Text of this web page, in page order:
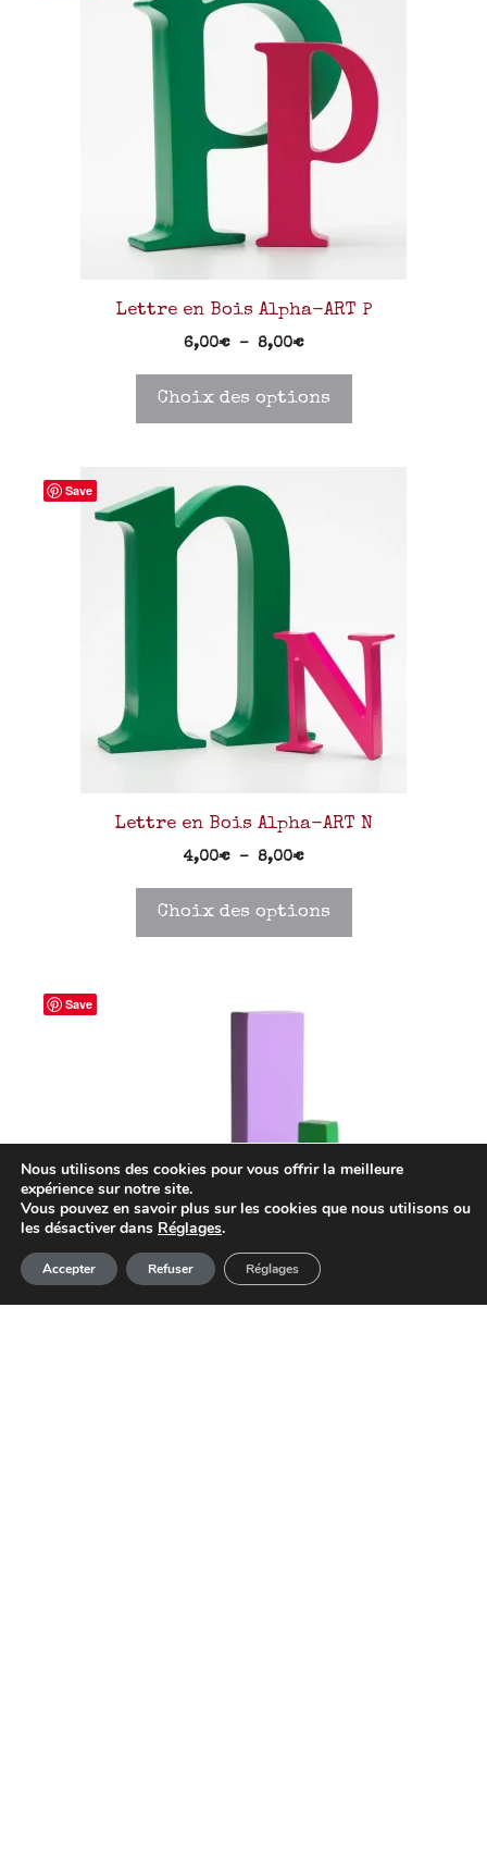
Lettre en Bois Alpha-ART P
6,00€ – 8,00€
Choix des options
Save
Lettre en Bois Alpha-ART N
4,00€ – 8,00€
Choix des options
Save
Article ajouté au panier
0 Produit - 0,00
Nous utilisons des cookies pour vous offrir la meilleure
expérience sur notre site.
Vous pouvez en savoir plus sur les cookies que nous utilisons ou
les désactiver dans Réglages.
Accepter Refuser Réglages